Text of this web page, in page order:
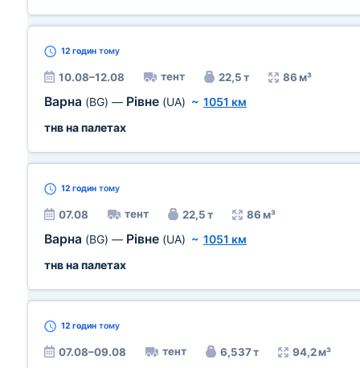
12 годин тому
10.08–12.08 тент 22,5 т 86 м³
Варна (BG) — Рівне (UA) ~ 1051 км
тнв на палетах
12 годин тому
07.08 тент 22,5 т 86 м³
Варна (BG) — Рівне (UA) ~ 1051 км
тнв на палетах
12 годин тому
07.08–09.08 тент 6,537 т 94,2 м³